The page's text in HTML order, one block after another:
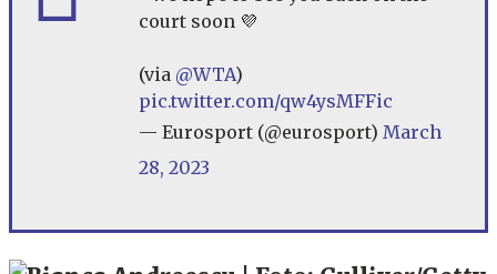
court soon 💜
(via @WTA)
pic.twitter.com/qw4ysMFFic
— Eurosport (@eurosport) March
28, 2023